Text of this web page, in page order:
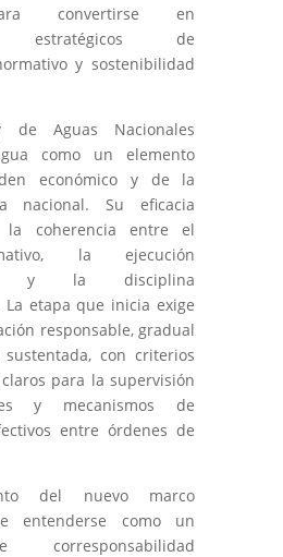
convertirse en
estratégicos de
y sostenibilidad
de Aguas Nacionales
como un elemento
económico y de la
nacional. Su eficacia
la coherencia entre el
la ejecución
y la disciplina
La etapa que inicia exige
responsable, gradual
con criterios
para la supervisión
y mecanismos de
entre órdenes de
del nuevo marco
entenderse como un